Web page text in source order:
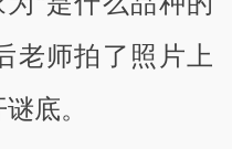
老师拍了照片上
底。